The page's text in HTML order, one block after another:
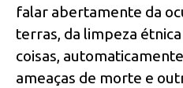
falar abertamente da
terras, da limpeza
coisas,
ameaças de morte e